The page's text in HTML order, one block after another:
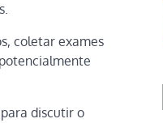
coletar exames
discutir o